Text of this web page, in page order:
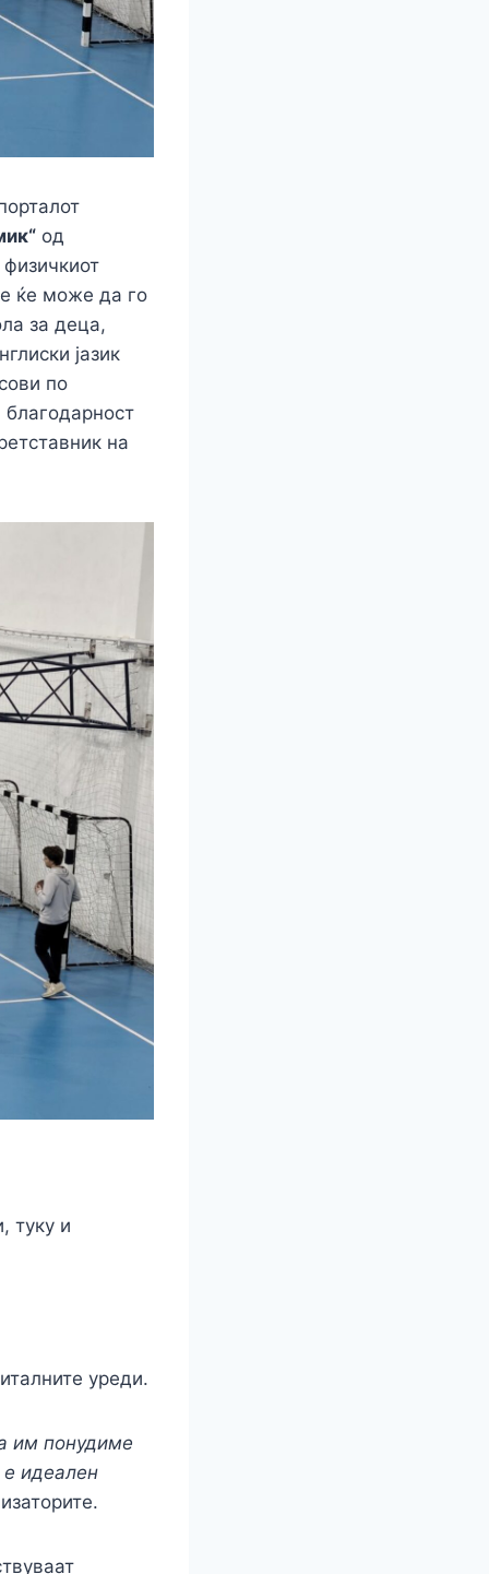
од
ќе може да го
за деца,
јазик
по
благодарност
на
туку и
уреди.
им понудиме
е идеален